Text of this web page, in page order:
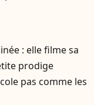
: elle filme sa
prodige
pas comme les